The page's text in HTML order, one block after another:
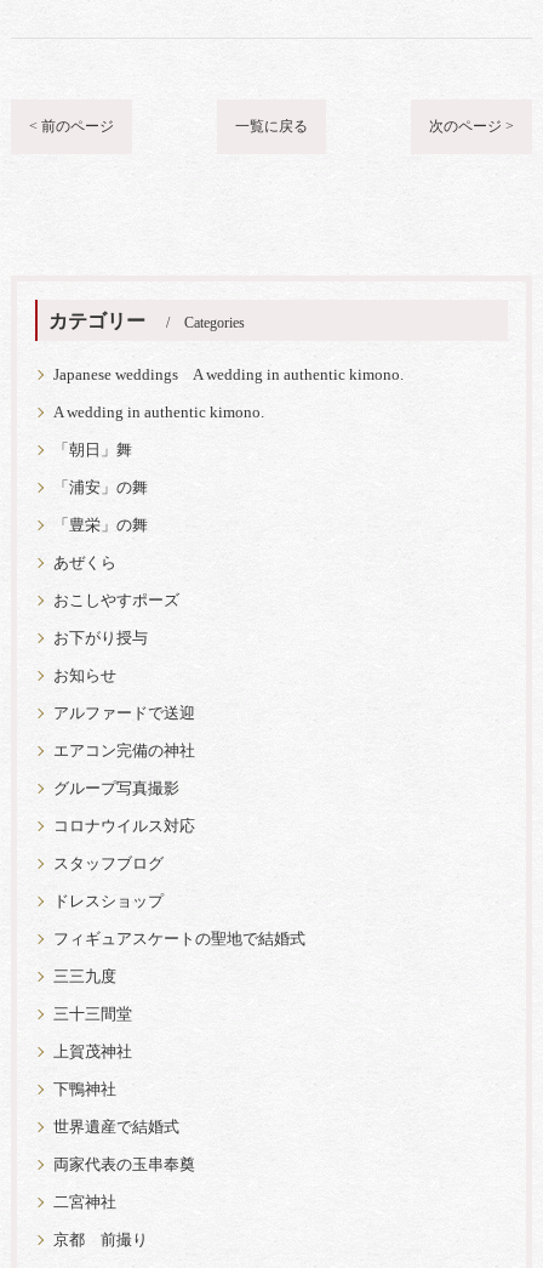
< 前のページ 一覧に戻る 次のページ >
カテゴリー Categories
Japanese weddings A wedding in authentic kimono.
A wedding in authentic kimono.
「朝日」舞
「浦安」の舞
「豊栄」の舞
あぜくら
おこしやすポーズ
お下がり授与
お知らせ
アルファードで送迎
エアコン完備の神社
グループ写真撮影
コロナウイルス対応
スタッフブログ
ドレスショップ
フィギュアスケートの聖地で結婚式
三三九度
三十三間堂
上賀茂神社
下鴨神社
世界遺産で結婚式
両家代表の玉串奉奠
二宮神社
京都 前撮り